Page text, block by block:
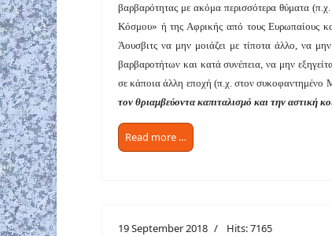
βαρβαρότητας με ακόμα περισσότερα θύματα
Κόσμου» ή της Αφρικής από τους Ευρωπαίους
Άουσβιτς να μην μοιάζει με τίποτα άλλο, να
βαρβαροτήτων και κατά συνέπεια, να μην
σε κάποια άλλη εποχή (π.χ. στον συκοφαντημένο
τον θριαμβεύοντα καπιταλισμό και την αστική
Read more …
19 September 2018 Hits: 7165